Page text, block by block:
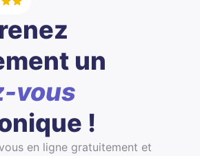
un
vous
!
en ligne gratuitement et